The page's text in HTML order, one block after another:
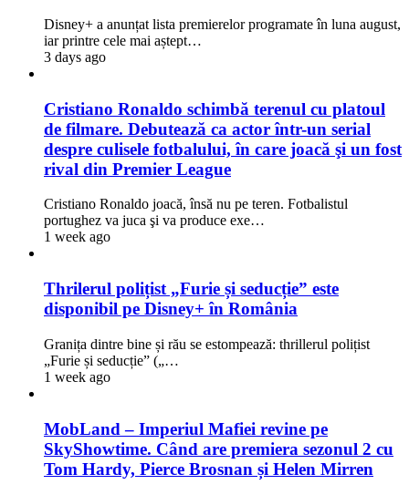
Disney+ a anunțat lista premierelor programate în luna august,
iar printre cele mai aștept…
3 days ago
Cristiano Ronaldo schimbă terenul cu platoul
de filmare. Debutează ca actor într-un serial
despre culisele fotbalului, în care joacă şi un fost
rival din Premier League
Cristiano Ronaldo joacă, însă nu pe teren. Fotbalistul
portughez va juca şi va produce exe…
1 week ago
Thrilerul polițist „Furie și seducție” este
disponibil pe Disney+ în România
Granița dintre bine și rău se estompează: thrillerul polițist
„Furie și seducție” („…
1 week ago
MobLand – Imperiul Mafiei revine pe
SkyShowtime. Când are premiera sezonul 2 cu
Tom Hardy, Pierce Brosnan și Helen Mirren